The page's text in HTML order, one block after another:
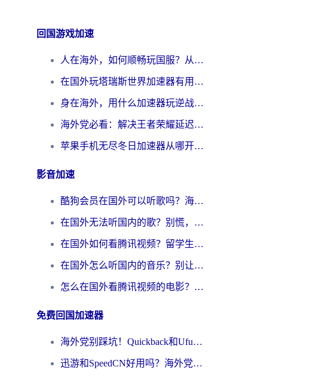
回国游戏加速
人在海外，如何顺畅玩国服？从《王者荣耀》到《云图计划》的加速器终极指南
在国外玩塔瑞斯世界加速器有用吗？海外玩家亲测后的真实答案
身在海外，用什么加速器玩逆战才能告别延迟？
海外党必看：解决王者荣耀延迟的加速器终极指南——从EVE到猫和老鼠，一个工具全搞定
苹果手机无尽冬日加速器从哪开启？海外玩家的冬日生存指南
影音加速
酷狗会员在国外可以听歌吗？海外党亲测有效：3步解决音乐权限难题
在国外无法听国内的歌？别慌，这样操作就能畅听QQ音乐（附亲测加速器推荐）
在国外如何看腾讯视频？留学生亲测有效的回国加速方案
在国外怎么听国内的音乐？别让版权限制断了你的华语歌单
怎么在国外看腾讯视频的电影？海外党亲测有效的回国加速指南
免费回国加速器
海外党别踩坑！Quickback和UfunR好用吗？选对回国加速器才能无缝刷国内资源
迅游和SpeedCN好用吗？海外党如何破解那道看不见的墙